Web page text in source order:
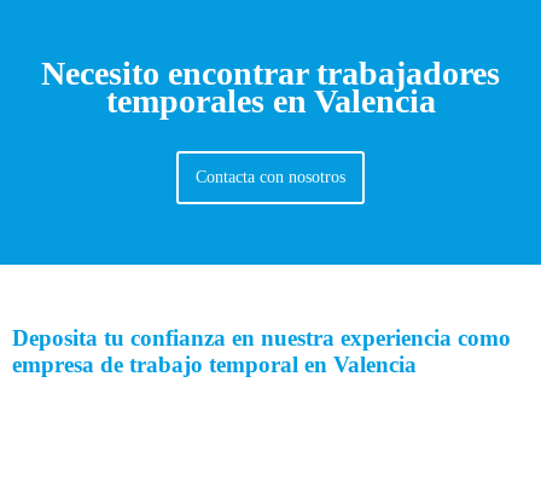
Necesito encontrar trabajadores
temporales en Valencia
Contacta con nosotros
Deposita tu confianza en nuestra experiencia como
empresa de trabajo temporal en Valencia